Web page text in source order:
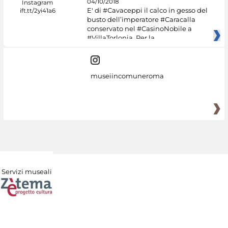
E' di #Cavaceppi il calco in gesso del
busto dell’imperatore #Caracalla
conservato nel #CasinoNobile a
#VillaTorlonia. Per la
museiincomuneroma
Servizi museali